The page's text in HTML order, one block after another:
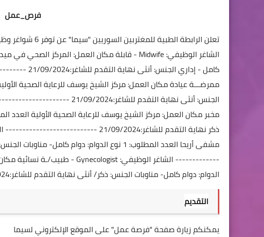
فرص_عمل
تعلن الرابطة
الدوام: دوام كامل- مناوبات الجنس: ذكر/ أنثى نهاية التقدم للشاغر:21/09/2024 ---------------------------
التقديم
يمكنكم زيارة صفحة "فرصة عمل" على الموقع الإلكتروني لسيما